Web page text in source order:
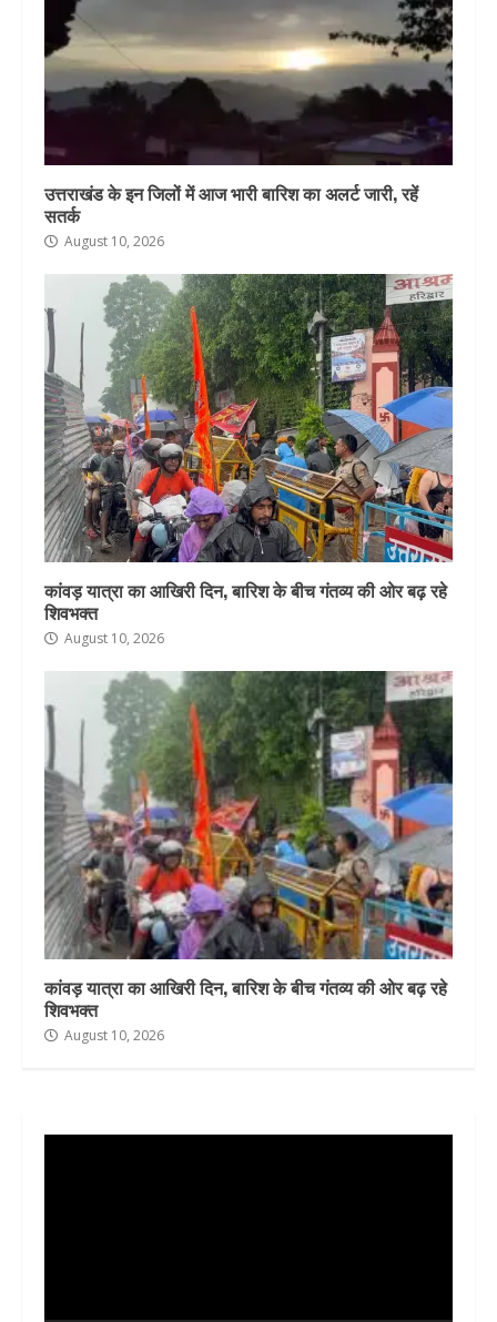
उत्तराखंड के इन जिलों में आज भारी बारिश का अलर्ट जारी, रहें
सतर्क
August 10, 2026
कांवड़ यात्रा का आखिरी दिन, बारिश के बीच गंतव्य की ओर बढ़ रहे
शिवभक्त
August 10, 2026
कांवड़ यात्रा का आखिरी दिन, बारिश के बीच गंतव्य की ओर बढ़ रहे
शिवभक्त
August 10, 2026